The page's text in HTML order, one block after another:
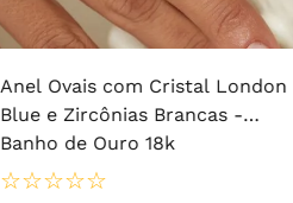
Anel Ovais com Cristal London
Blue e Zircônias Brancas -
Banho de Ouro 18k
☆☆☆☆☆